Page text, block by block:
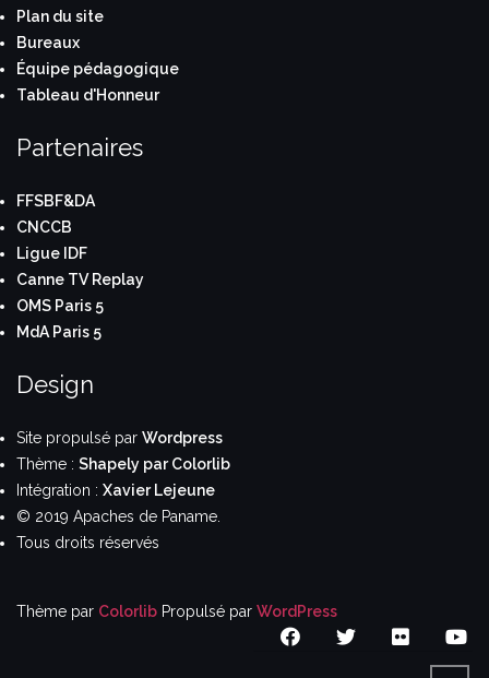
Plan du site
Bureaux
Équipe pédagogique
Tableau d'Honneur
Partenaires
FFSBF&DA
CNCCB
Ligue IDF
Canne TV Replay
OMS Paris 5
MdA Paris 5
Design
Site propulsé par Wordpress
Thème : Shapely par Colorlib
Intégration : Xavier Lejeune
© 2019 Apaches de Paname.
Tous droits réservés
Thème par Colorlib Propulsé par WordPress